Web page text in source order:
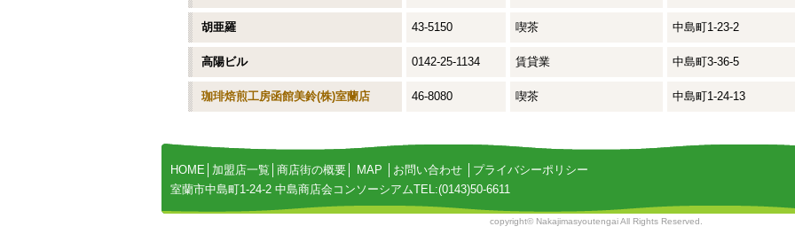
胡亜羅 43-5150 喫茶 中島町1-23-2
高陽ビル 0142-25-1134 賃貸業 中島町3-36-5
珈琲焙煎工房函館美鈴(株)室蘭店 46-8080 喫茶 中島町1-24-13
HOME 加盟店一覧 商店街の概要 MAP お問い合わせ
プライバシーポリシー
室蘭市中島町1-24-2 中島商店会コンソーシアムTEL:(0143)50-6611
copyright© Nakajimasyoutengai All Rights Reserved.